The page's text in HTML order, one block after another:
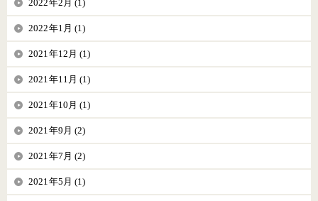
2022年2月 (1)
2022年1月 (1)
2021年12月 (1)
2021年11月 (1)
2021年10月 (1)
2021年9月 (2)
2021年7月 (2)
2021年5月 (1)